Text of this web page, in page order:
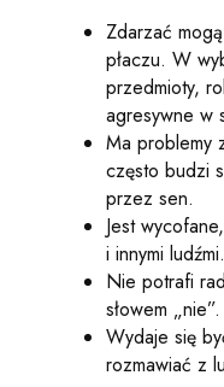
Zdarzać
płaczu. W
przedmioty,
agresywne w
Ma problemy
często budzi
przez sen.
Jest
i innymi ludźmi.
Nie potrafi
słowem „nie”.
Wydaje się
rozmawiać z